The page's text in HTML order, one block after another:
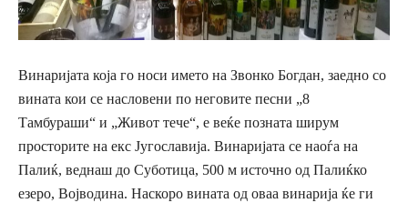
Винаријата која го носи името на Звонко Богдан, заедно со
вината кои се насловени по неговите песни „8
Тамбураши“ и „Живот тече“, е веќе позната ширум
просторите на екс Југославија. Винаријата се наоѓа на
Палиќ, веднаш до Суботица, 500 м источно од Палиќко
езеро, Војводина. Наскоро вината од оваа винарија ќе ги